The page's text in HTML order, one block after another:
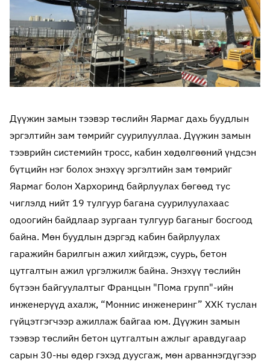
Дүүжин замын тээвэр төслийн Яармаг дахь буудлын
эргэлтийн зам төмрийг суурилууллаа. Дүүжин замын
тээврийн системийн тросс, кабин хөдөлгөөний үндсэн
бүтцийн нэг болох энэхүү эргэлтийн зам төмрийг
Яармаг болон Хархоринд байрлуулах бөгөөд тус
чиглэлд нийт 19 тулгуур багана суурилуулахаас
одоогийн байдлаар зургаан тулгуур баганыг босгоод
байна. Мөн буудлын дэргэд кабин байрлуулах
гаражийн барилгын ажил хийгдэж, суурь, бетон
цутгалтын ажил үргэлжилж байна. Энэхүү төслийн
бүтээн байгуулалтыг Францын "Пома групп"-ийн
инженерүүд ахалж, “Моннис инженеринг” ХХК туслан
гүйцэтгэгчээр ажиллаж байгаа юм. Дүүжин замын
тээвэр төслийн бетон цутгалтын ажлыг аравдугаар
сарын 30-ны өдөр гэхэд дуусгаж, мөн арваннэгдүгээр